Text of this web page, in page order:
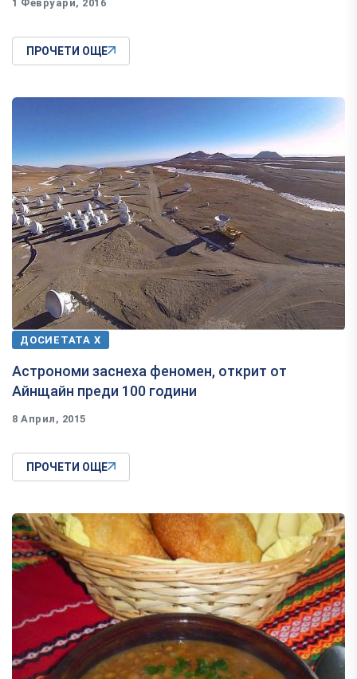
1 Февруари, 2016
ПРОЧЕТИ ОЩЕ
ДОСИЕТАТА Х
Астрономи заснеха феномен, открит от
Айнщайн преди 100 години
8 Април, 2015
ПРОЧЕТИ ОЩЕ